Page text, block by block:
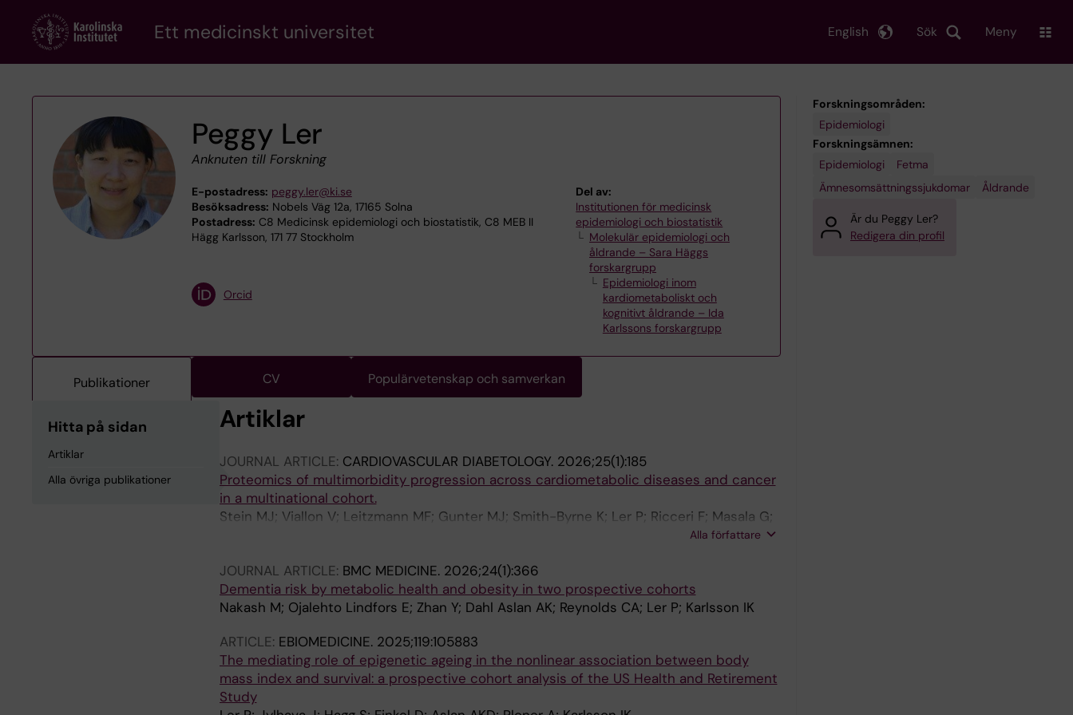
content
Ett medicinskt universitet Sök
English Meny
Peggy Ler
Anknuten till Forskning
E-postadress: peggy.ler@ki.se
Besöksadress: Nobels Väg 12a, 17165 Solna
Postadress: C8 Medicinsk epidemiologi och biostatistik, C8 MEB II
Hägg Karlsson, 171 77 Stockholm
Del av:
Institutionen för medicinsk
epidemiologi och biostatistik
Molekulär epidemiologi och
åldrande – Sara Häggs
forskargrupp
Epidemiologi inom
kardiometaboliskt och
kognitivt åldrande – Ida
Karlssons forskargrupp
Orcid
Publikationer CV Populärvetenskap och samverkan
Hitta på sidan
Artiklar
Alla övriga publikationer
Artiklar
JOURNAL ARTICLE: CARDIOVASCULAR DIABETOLOGY. 2026;25(1):185
Proteomics of multimorbidity progression across cardiometabolic diseases and cancer
in a multinational cohort.
Stein MJ; Viallon V; Leitzmann MF; Gunter MJ; Smith-Byrne K; Ler P; Ricceri F; Masala G;
Beigrezaei S; Koop Y; Zamora-Ros R; Jiménez-Zabala A; Lill CM; Riboli E; Ferrari P;Alla författare
JOURNAL ARTICLE: BMC MEDICINE. 2026;24(1):366
Dementia risk by metabolic health and obesity in two prospective cohorts
Nakash M; Ojalehto Lindfors E; Zhan Y; Dahl Aslan AK; Reynolds CA; Ler P; Karlsson IK
ARTICLE: EBIOMEDICINE. 2025;119:105883
The mediating role of epigenetic ageing in the nonlinear association between body
mass index and survival: a prospective cohort analysis of the US Health and Retirement
Study
Forskningsområden:
Epidemiologi
Forskningsämnen:
Epidemiologi
Fetma
Ämnesomsättningssjukdomar
Åldrande
Är du Peggy Ler?
Redigera din profil